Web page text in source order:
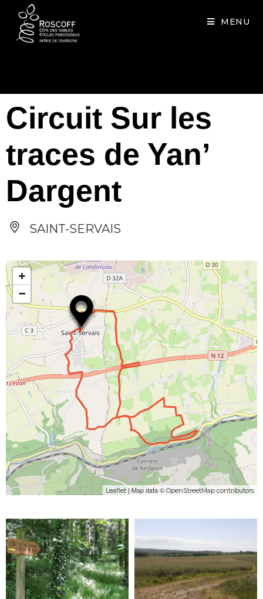
MENU
Circuit Sur les
traces de Yan’
Dargent
SAINT-SERVAIS
+
−
Leaflet| Map data © OpenStreetMap contributors
Cookies management panel